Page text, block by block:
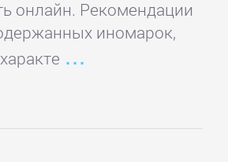
онлайн. Рекомендации
иномарок,